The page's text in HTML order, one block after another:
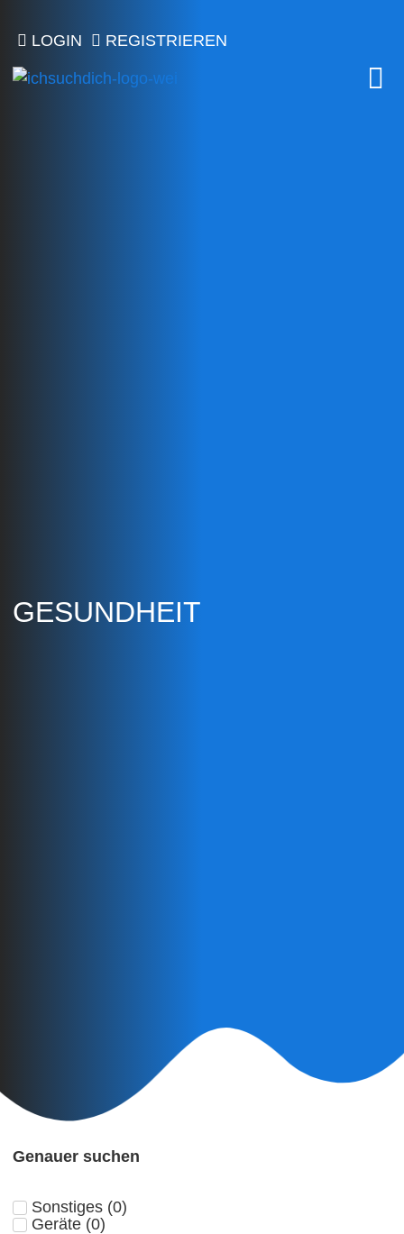
LOGIN REGISTRIEREN
GESUNDHEIT
Genauer suchen
Sonstiges (0)
Geräte (0)